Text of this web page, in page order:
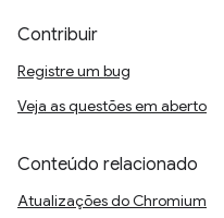
Contribuir
Registre um bug
Veja as questões em aberto
Conteúdo relacionado
Atualizações do Chromium